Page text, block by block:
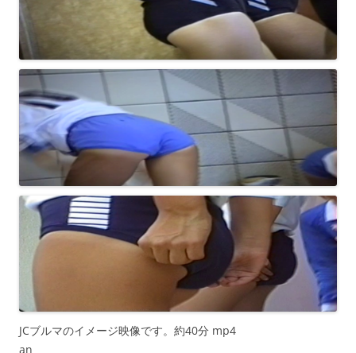
JCブルマのイメージ映像です。約40分 mp4
an